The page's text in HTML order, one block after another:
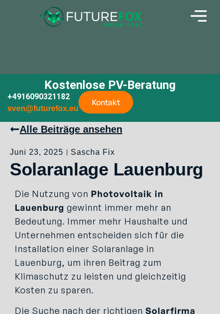
Alle Beiträge ansehen
Juni 23, 2025 Sascha Fix
Solaranlage Lauenburg
Die Nutzung von Photovoltaik in
Lauenburg gewinnt immer mehr an
Bedeutung. Immer mehr Haushalte und
Unternehmen entscheiden sich für die
Installation einer Solaranlage in
Lauenburg, um ihren Beitrag zum
Klimaschutz zu leisten und gleichzeitig
Kosten zu sparen.
Die Suche nach der richtigen Solarfirma
Kostenlose PV-Beratung
+4916090321182
sven@futurefox.eu
Kontakt